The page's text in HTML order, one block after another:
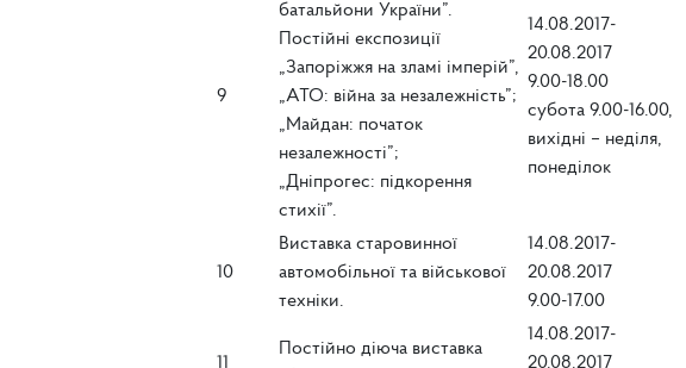
9
батальйони України”.
Постійні експозиції
„Запоріжжя на зламі імперій”,
„АТО: війна за незалежність”;
„Майдан: початок
незалежності”;
„Дніпрогес: підкорення
стихії”.
14.08.2017-
20.08.2017
9.00-18.00
субота 9.00-16.00,
вихідні – неділя,
понеділок
10
Виставка старовинної
автомобільної та військової
техніки.
14.08.2017-
20.08.2017
9.00-17.00
11
Постійно діюча виставка
14.08.2017-
20.08.2017